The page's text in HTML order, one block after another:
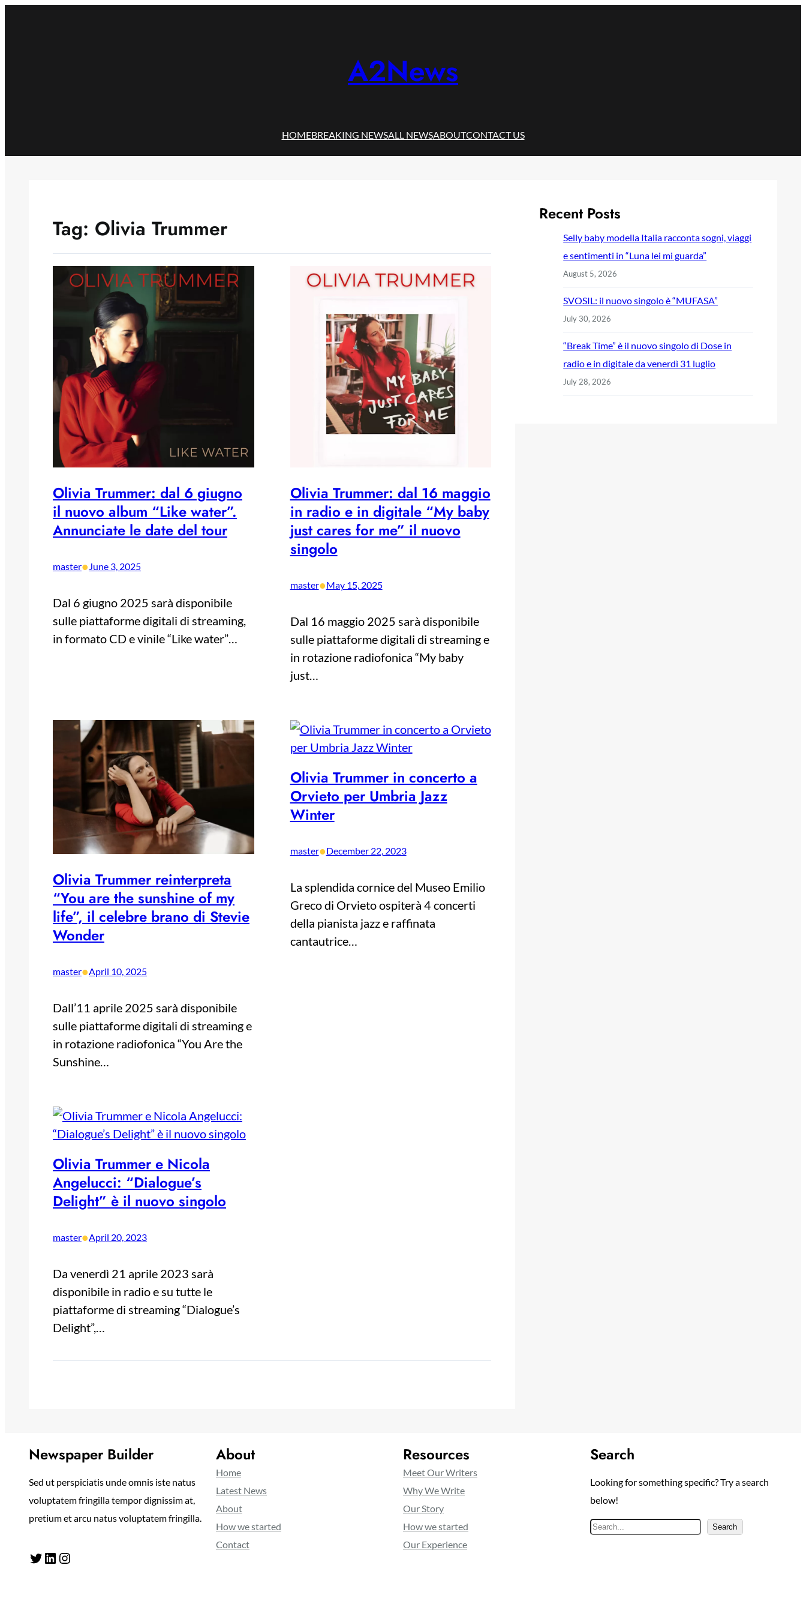
A2News
HOMEBREAKING NEWSALL NEWSABOUTCONTACT US
Tag: Olivia Trummer
Olivia Trummer: dal 6 giugno
il nuovo album “Like water”.
Annunciate le date del tour
master• June 3, 2025
Dal 6 giugno 2025 sarà disponibile
sulle piattaforme digitali di streaming,
in formato CD e vinile “Like water”…
Olivia Trummer: dal 16 maggio
in radio e in digitale “My baby
just cares for me” il nuovo
singolo
master•May 15, 2025
Dal 16 maggio 2025 sarà disponibile
sulle piattaforme digitali di streaming e
in rotazione radiofonica “My baby
just…
Olivia Trummer reinterpreta
“You are the sunshine of my
life”, il celebre brano di Stevie
Wonder
master•April 10, 2025
Dall’11 aprile 2025 sarà disponibile
sulle piattaforme digitali di streaming e
in rotazione radiofonica “You Are the
Sunshine…
Olivia Trummer in concerto a
Orvieto per Umbria Jazz
Winter
master•December 22, 2023
La splendida cornice del Museo Emilio
Greco di Orvieto ospiterà 4 concerti
della pianista jazz e raffinata
cantautrice…
Olivia Trummer e Nicola
Angelucci: “Dialogue’s
Delight” è il nuovo singolo
master•April 20, 2023
Da venerdì 21 aprile 2023 sarà
disponibile in radio e su tutte le
piattaforme di streaming “Dialogue’s
Delight”,…
Recent Posts
Selly baby modella Italia racconta sogni, viaggi
e sentimenti in “Luna lei mi guarda”
August 5, 2026
SVOSIL: il nuovo singolo è “MUFASA”
July 30, 2026
“Break Time” è il nuovo singolo di Dose in
radio e in digitale da venerdì 31 luglio
July 28, 2026
Newspaper Builder
Sed ut perspiciatis unde omnis iste natus
voluptatem fringilla tempor dignissim at,
pretium et arcu natus voluptatem fringilla.
Twitter LinkedIn Instagram
About
Home
Latest News
About
How we started
Contact
Resources
Meet Our Writers
Why We Write
Our Story
How we started
Our Experience
Search
Looking for something specific? Try a search
below!
S
Search